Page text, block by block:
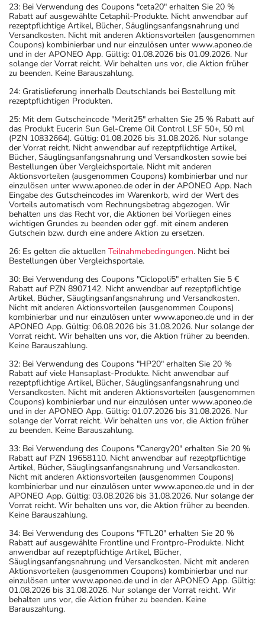
23: Bei Verwendung des Coupons "ceta20" erhalten Sie 20 %
Rabatt auf ausgewählte Cetaphil-Produkte. Nicht anwendbar auf
rezeptpflichtige Artikel, Bücher, Säuglingsanfangsnahrung und
Versandkosten. Nicht mit anderen Aktionsvorteilen (ausgenommen
Coupons) kombinierbar und nur einzulösen unter www.aponeo.de
und in der APONEO App. Gültig: 01.08.2026 bis 01.09.2026. Nur
solange der Vorrat reicht. Wir behalten uns vor, die Aktion früher
zu beenden. Keine Barauszahlung.
24: Gratislieferung innerhalb Deutschlands bei Bestellung mit
rezeptpflichtigen Produkten.
25: Mit dem Gutscheincode "Merit25" erhalten Sie 25 % Rabatt auf
das Produkt Eucerin Sun Gel-Creme Oil Control LSF 50+, 50 ml
(PZN 10832664). Gültig: 01.08.2026 bis 31.08.2026. Nur solange
der Vorrat reicht. Nicht anwendbar auf rezeptpflichtige Artikel,
Bücher, Säuglingsanfangsnahrung und Versandkosten sowie bei
Bestellungen über Vergleichsportale. Nicht mit anderen
Aktionsvorteilen (ausgenommen Coupons) kombinierbar und nur
einzulösen unter www.aponeo.de oder in der APONEO App. Nach
Eingabe des Gutscheincodes im Warenkorb, wird der Wert des
Vorteils automatisch vom Rechnungsbetrag abgezogen. Wir
behalten uns das Recht vor, die Aktionen bei Vorliegen eines
wichtigen Grundes zu beenden oder ggf. mit einem anderen
Gutschein bzw. durch eine andere Aktion zu ersetzen.
26: Es gelten die aktuellen Teilnahmebedingungen. Nicht bei
Bestellungen über Vergleichsportale.
30: Bei Verwendung des Coupons "Ciclopoli5" erhalten Sie 5 €
Rabatt auf PZN 8907142. Nicht anwendbar auf rezeptpflichtige
Artikel, Bücher, Säuglingsanfangsnahrung und Versandkosten.
Nicht mit anderen Aktionsvorteilen (ausgenommen Coupons)
kombinierbar und nur einzulösen unter www.aponeo.de und in der
APONEO App. Gültig: 06.08.2026 bis 31.08.2026. Nur solange der
Vorrat reicht. Wir behalten uns vor, die Aktion früher zu beenden.
Keine Barauszahlung.
32: Bei Verwendung des Coupons "HP20" erhalten Sie 20 %
Rabatt auf viele Hansaplast-Produkte. Nicht anwendbar auf
rezeptpflichtige Artikel, Bücher, Säuglingsanfangsnahrung und
Versandkosten. Nicht mit anderen Aktionsvorteilen (ausgenommen
Coupons) kombinierbar und nur einzulösen unter www.aponeo.de
und in der APONEO App. Gültig: 01.07.2026 bis 31.08.2026. Nur
solange der Vorrat reicht. Wir behalten uns vor, die Aktion früher
zu beenden. Keine Barauszahlung.
33: Bei Verwendung des Coupons "Canergy20" erhalten Sie 20 %
Rabatt auf PZN 19658110. Nicht anwendbar auf rezeptpflichtige
Artikel, Bücher, Säuglingsanfangsnahrung und Versandkosten.
Nicht mit anderen Aktionsvorteilen (ausgenommen Coupons)
kombinierbar und nur einzulösen unter www.aponeo.de und in der
APONEO App. Gültig: 03.08.2026 bis 31.08.2026. Nur solange der
Vorrat reicht. Wir behalten uns vor, die Aktion früher zu beenden.
Keine Barauszahlung.
34: Bei Verwendung des Coupons "FTL20" erhalten Sie 20 %
Rabatt auf ausgewählte Frontline und Frontpro-Produkte. Nicht
anwendbar auf rezeptpflichtige Artikel, Bücher,
Säuglingsanfangsnahrung und Versandkosten. Nicht mit anderen
Aktionsvorteilen (ausgenommen Coupons) kombinierbar und nur
einzulösen unter www.aponeo.de und in der APONEO App. Gültig:
01.08.2026 bis 31.08.2026. Nur solange der Vorrat reicht. Wir
behalten uns vor, die Aktion früher zu beenden. Keine
Barauszahlung.